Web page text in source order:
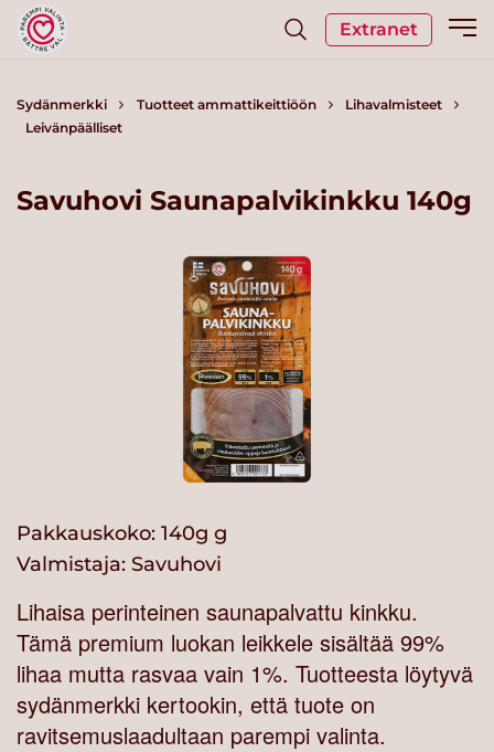
Extranet
Sydänmerkki Tuotteet ammattikeittiöön
Lihavalmisteet
Leivänpäälliset
Savuhovi Saunapalvikinkku 140g
Pakkauskoko: 140g g
Valmistaja: Savuhovi
Lihaisa perinteinen saunapalvattu kinkku.
Tämä premium luokan leikkele sisältää 99%
lihaa mutta rasvaa vain 1%. Tuotteesta löytyvä
sydänmerkki kertookin, että tuote on
ravitsemuslaadultaan parempi valinta.